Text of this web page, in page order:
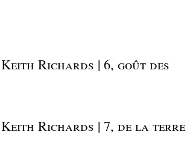
Richards | 6, goût des
Richards | 7, de la terre